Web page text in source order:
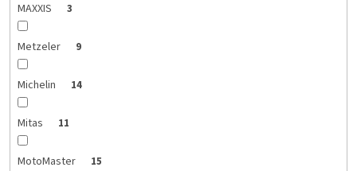
MAXXIS 3
Metzeler 9
Michelin 14
Mitas 11
MotoMaster 15